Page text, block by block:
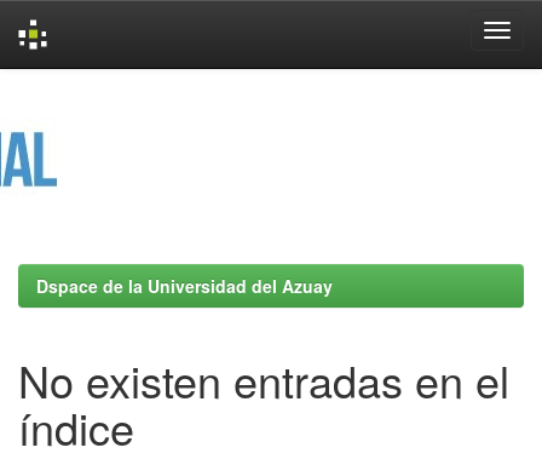
Dspace de la Universidad del Azuay
No existen entradas en el
índice